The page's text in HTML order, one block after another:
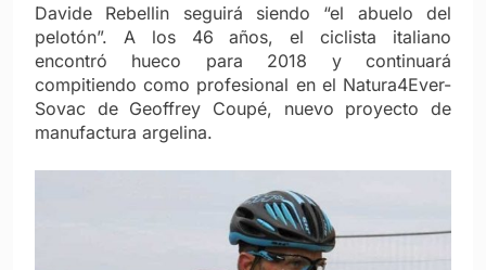
Davide Rebellin seguirá siendo “el abuelo del
pelotón”. A los 46 años, el ciclista italiano
encontró hueco para 2018 y continuará
compitiendo como profesional en el Natura4Ever-
Sovac de Geoffrey Coupé, nuevo proyecto de
manufactura argelina.